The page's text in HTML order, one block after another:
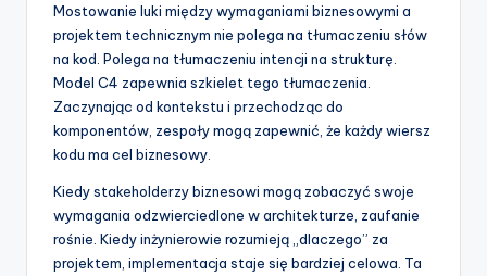
Mostowanie luki między wymaganiami biznesowymi a
projektem technicznym nie polega na tłumaczeniu słów
na kod. Polega na tłumaczeniu intencji na strukturę.
Model C4 zapewnia szkielet tego tłumaczenia.
Zaczynając od kontekstu i przechodząc do
komponentów, zespoły mogą zapewnić, że każdy wiersz
kodu ma cel biznesowy.
Kiedy stakeholderzy biznesowi mogą zobaczyć swoje
wymagania odzwierciedlone w architekturze, zaufanie
rośnie. Kiedy inżynierowie rozumieją „dlaczego” za
projektem, implementacja staje się bardziej celowa. Ta